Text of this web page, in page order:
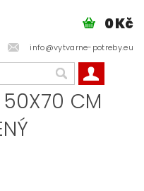
info@vytvarne-potreby.eu
0 Kč
50X70 CM